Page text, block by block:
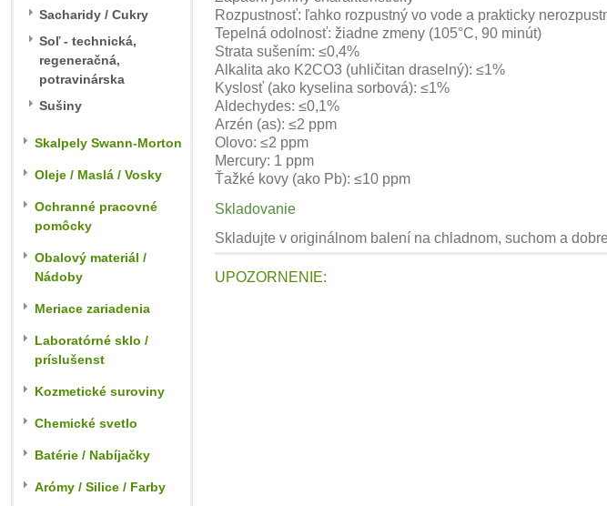
Sacharidy / Cukry
Soľ - technická,
regeneračná,
potravinárska
Sušiny
Skalpely Swann-Morton
Oleje / Maslá / Vosky
Ochranné pracovné
pomôcky
Obalový materiál /
Nádoby
Meriace zariadenia
Laboratórné sklo /
príslušenst
Kozmetické suroviny
Chemické svetlo
Batérie / Nabíjačky
Arómy / Silice / Farby
Rozpustnosť: ľahko rozpustný vo vode a prakticky
Tepelná odolnosť: žiadne zmeny (105°C, 90 minút)
Strata sušením: ≤0,4%
Alkalita ako K2CO3 (uhličitan draselný): ≤1%
Kyslosť (ako kyselina sorbová): ≤1%
Aldechydes: ≤0,1%
Arzén (as): ≤2 ppm
Olovo: ≤2 ppm
Mercury: 1 ppm
Ťažké kovy (ako Pb): ≤10 ppm
Skladovanie
Skladujte v originálnom balení na chladnom, suchom a
UPOZORNENIE: